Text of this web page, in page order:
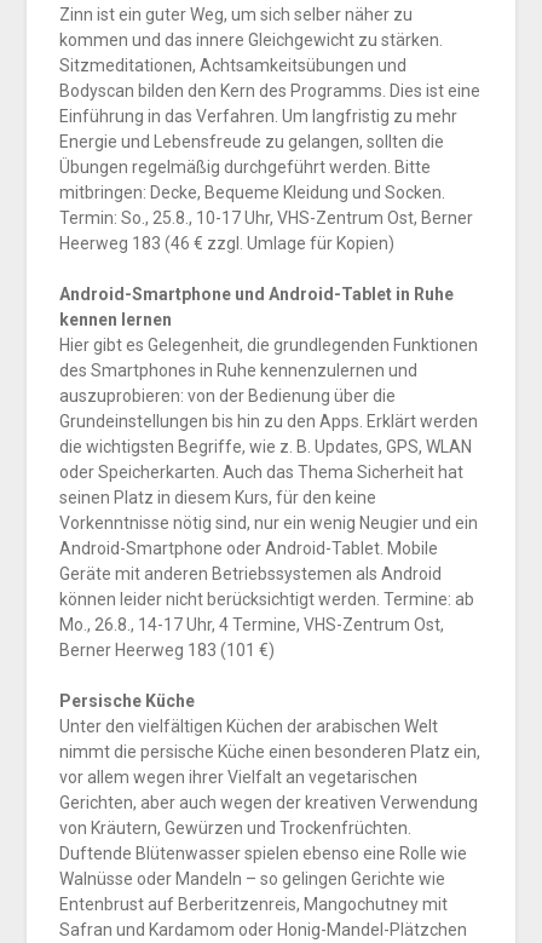
Zinn ist ein guter Weg, um sich selber näher zu
kommen und das innere Gleichgewicht zu stärken.
Sitzmeditationen, Achtsamkeitsübungen und
Bodyscan bilden den Kern des Programms. Dies ist eine
Einführung in das Verfahren. Um langfristig zu mehr
Energie und Lebensfreude zu gelangen, sollten die
Übungen regelmäßig durchgeführt werden. Bitte
mitbringen: Decke, Bequeme Kleidung und Socken.
Termin: So., 25.8., 10-17 Uhr, VHS-Zentrum Ost, Berner
Heerweg 183 (46 € zzgl. Umlage für Kopien)
Android-Smartphone und Android-Tablet in Ruhe
kennen lernen
Hier gibt es Gelegenheit, die grundlegenden Funktionen
des Smartphones in Ruhe kennenzulernen und
auszuprobieren: von der Bedienung über die
Grundeinstellungen bis hin zu den Apps. Erklärt werden
die wichtigsten Begriffe, wie z. B. Updates, GPS, WLAN
oder Speicherkarten. Auch das Thema Sicherheit hat
seinen Platz in diesem Kurs, für den keine
Vorkenntnisse nötig sind, nur ein wenig Neugier und ein
Android-Smartphone oder Android-Tablet. Mobile
Geräte mit anderen Betriebssystemen als Android
können leider nicht berücksichtigt werden. Termine: ab
Mo., 26.8., 14-17 Uhr, 4 Termine, VHS-Zentrum Ost,
Berner Heerweg 183 (101 €)
Persische Küche
Unter den vielfältigen Küchen der arabischen Welt
nimmt die persische Küche einen besonderen Platz ein,
vor allem wegen ihrer Vielfalt an vegetarischen
Gerichten, aber auch wegen der kreativen Verwendung
von Kräutern, Gewürzen und Trockenfrüchten.
Duftende Blütenwasser spielen ebenso eine Rolle wie
Walnüsse oder Mandeln – so gelingen Gerichte wie
Entenbrust auf Berberitzenreis, Mangochutney mit
Safran und Kardamom oder Honig-Mandel-Plätzchen